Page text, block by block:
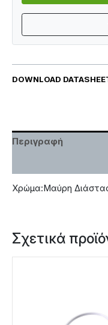
DOWNLOAD
Περιγραφή
Χρώμα:Μαύρη
Σχετικά